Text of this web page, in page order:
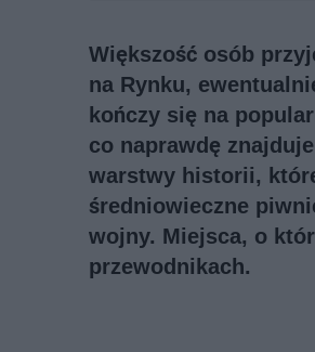
Większość osób
na Rynku,
kończy się na
co naprawdę
warstwy historii,
średniowieczne
wojny. Miejsca, o
przewodnikach.